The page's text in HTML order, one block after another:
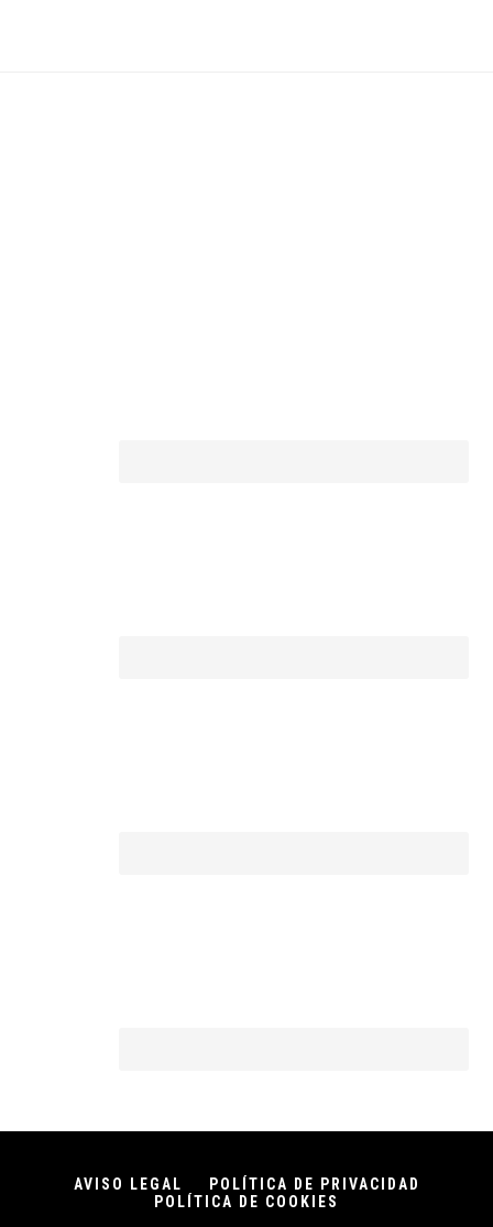
AVISO LEGAL
POLÍTICA DE PRIVACIDAD
POLÍTICA DE COOKIES